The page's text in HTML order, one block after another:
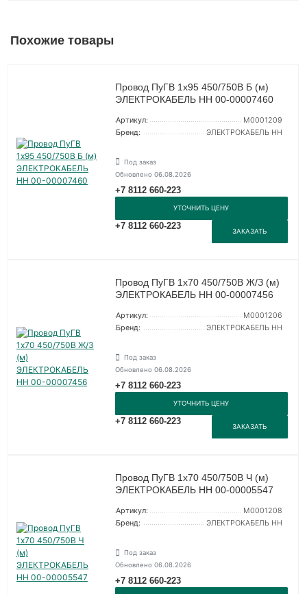
Похожие товары
Провод ПуГВ 1х95 450/750В Б (м)
ЭЛЕКТРОКАБЕЛЬ НН 00-00007460
Артикул:
M0001209
Бренд:
ЭЛЕКТРОКАБЕЛЬ НН
Под заказ
Обновлено 06.08.2026
+7 8112 660-223
УТОЧНИТЬ ЦЕНУ
+7 8112 660-223
ЗАКАЗАТЬ
Провод ПуГВ 1х70 450/750В Ж/З (м)
ЭЛЕКТРОКАБЕЛЬ НН 00-00007456
Артикул:
M0001206
Бренд:
ЭЛЕКТРОКАБЕЛЬ НН
Под заказ
Обновлено 06.08.2026
+7 8112 660-223
УТОЧНИТЬ ЦЕНУ
+7 8112 660-223
ЗАКАЗАТЬ
Провод ПуГВ 1х70 450/750В Ч (м)
ЭЛЕКТРОКАБЕЛЬ НН 00-00005547
Артикул:
M0001208
Бренд:
ЭЛЕКТРОКАБЕЛЬ НН
Под заказ
Обновлено 06.08.2026
+7 8112 660-223